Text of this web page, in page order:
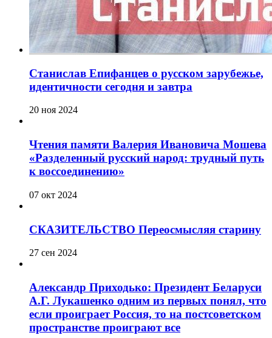
Станислав Епифанцев о русском зарубежье,
идентичности сегодня и завтра
20 ноя 2024
Чтения памяти Валерия Ивановича Мошева
«Разделенный русский народ: трудный путь
к воссоединению»
07 окт 2024
СКАЗИТЕЛЬСТВО Переосмысляя старину
27 сен 2024
Александр Приходько: Президент Беларуси
А.Г. Лукашенко одним из первых понял, что
если проиграет Россия, то на постсоветском
пространстве проиграют все